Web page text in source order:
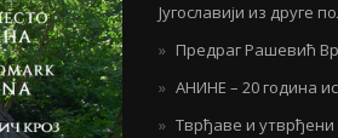
Југославији из друге
Предраг Рашевић
АНИНЕ – 20 година
Тврђаве и утврђени